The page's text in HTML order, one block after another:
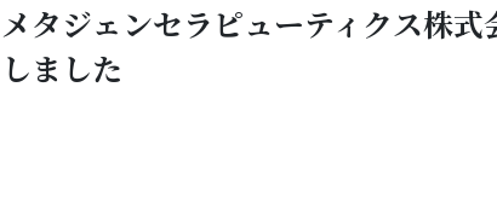
メタジェンセラピューティクス株
しました